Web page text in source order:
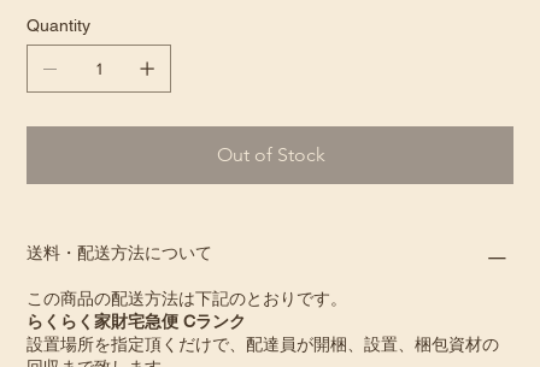
Quantity
Out of Stock
送料・配送方法について
この商品の配送方法は下記のとおりです。
らくらく家財宅急便 Cランク
設置場所を指定頂くだけで、配達員が開梱、設置、梱包資材の